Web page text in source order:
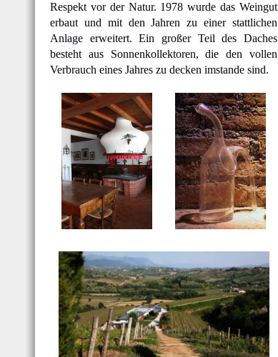
Respekt vor der Natur. 1978 wurde das Weingut
erbaut und mit den Jahren zu einer stattlichen
Anlage erweitert. Ein großer Teil des Daches
besteht aus Sonnenkollektoren, die den vollen
Verbrauch eines Jahres zu decken imstande sind.